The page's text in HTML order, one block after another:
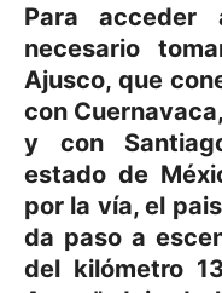
Para
necesario
Ajusco, que
con
y con
estado de
por la vía, el
da paso a
del kilómetro